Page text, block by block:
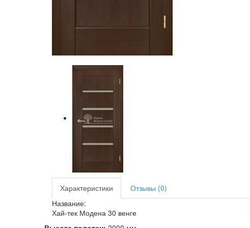
Характеристики
Отзывы (0)
Название:
Хай-тек Модена 30 венге